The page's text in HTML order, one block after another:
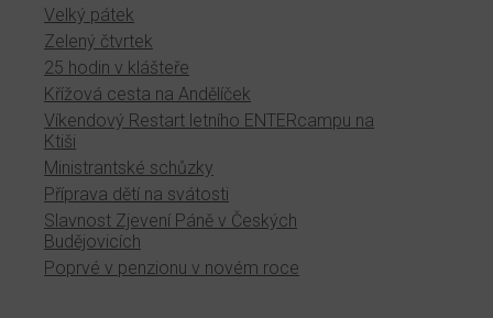
Velký pátek
Zelený čtvrtek
25 hodin v klášteře
Křížová cesta na Andělíček
Víkendový Restart letního ENTERcampu na
Ktiši
Ministrantské schůzky
Příprava dětí na svátosti
Slavnost Zjevení Páně v Českých
Budějovicích
Poprvé v penzionu v novém roce